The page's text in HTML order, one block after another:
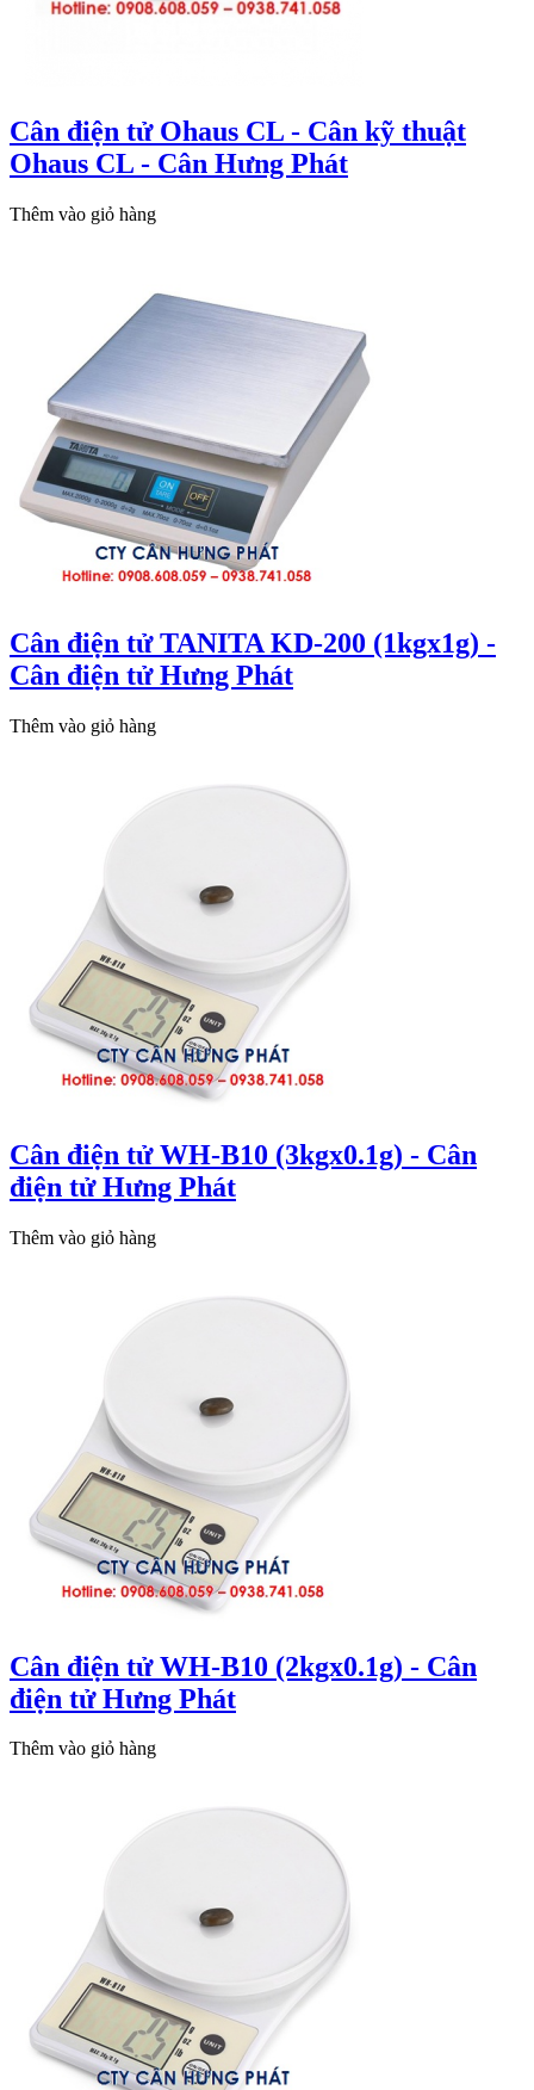
Cân điện tử Ohaus CL - Cân kỹ thuật
Ohaus CL - Cân Hưng Phát
Thêm vào giỏ hàng
Cân điện tử TANITA KD-200 (1kgx1g) -
Cân điện tử Hưng Phát
Thêm vào giỏ hàng
Cân điện tử WH-B10 (3kgx0.1g) - Cân
điện tử Hưng Phát
Thêm vào giỏ hàng
Cân điện tử WH-B10 (2kgx0.1g) - Cân
điện tử Hưng Phát
Thêm vào giỏ hàng